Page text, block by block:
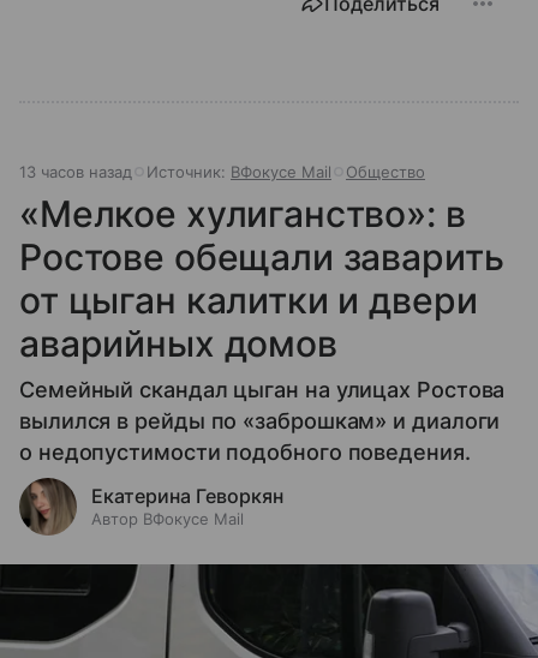
13 часов назад Источник: ВФокусе Mail Общество
«Мелкое хулиганство»: в
Ростове обещали заварить
от цыган калитки и двери
аварийных домов
Семейный скандал цыган на улицах Ростова
вылился в рейды по «заброшкам» и диалоги
о недопустимости подобного поведения.
Екатерина Геворкян
Автор ВФокусе Mail